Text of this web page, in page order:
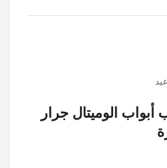
أبواب الوميتال جرار